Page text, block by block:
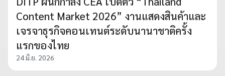
Content Market 2026” งานแสดงสินค้าและ
เจรจาธุรกิจคอนเทนต์ระดับนานาชาติครั้ง
แรกของไทย
24 มิ.ย. 2026